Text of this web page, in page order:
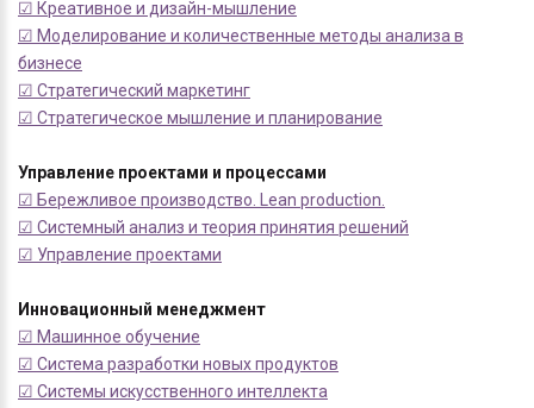
☑ Креативное и дизайн-мышление
☑ Моделирование и количественные методы анализа в
бизнесе
☑ Стратегический маркетинг
☑ Стратегическое мышление и планирование
Управление проектами и процессами
☑ Бережливое производство. Lean production.
☑ Системный анализ и теория принятия решений
☑ Управление проектами
Инновационный менеджмент
☑ Машинное обучение
☑ Система разработки новых продуктов
☑ Системы искусственного интеллекта